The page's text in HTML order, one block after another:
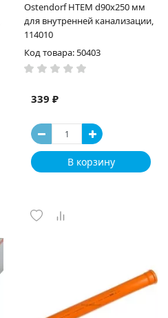
Ostendorf HTEM d90x250 мм
для внутренней канализации,
114010
Код товара: 50403
339 ₽
В корзину